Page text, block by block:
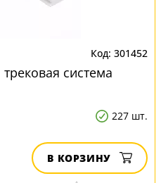
301452
система
227 шт.
В КОРЗИНУ